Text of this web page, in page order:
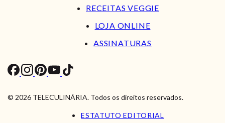
RECEITAS VEGGIE
LOJA ONLINE
ASSINATURAS
© 2026 TELECULINÁRIA. Todos os direitos reservados.
ESTATUTO EDITORIAL